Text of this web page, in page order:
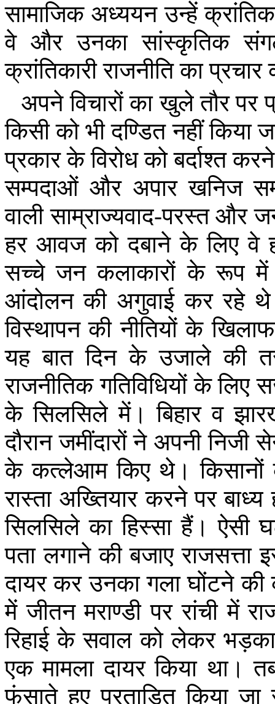
सामाजिक अध्ययन उन्हें
वे और उनका सांस्कृतिक
क्रांतिकारी राजनीति का प्रचार
अपने विचारों का खुले तौर पर
किसी को भी दण्डित नहीं किया
प्रकार के विरोध को बर्दाश्त करने
सम्पदाओं और अपार खनिज
वाली साम्राज्यवाद-परस्त और
हर आवज को दबाने के लिए वे
सच्चे जन कलाकारों के रूप में
आंदोलन की अगुवाई कर रहे थे
विस्थापन की नीतियों के खिलाफ
यह बात दिन के उजाले की
राजनीतिक गतिविधियों के लिए
के सिलसिले में। बिहार व
दौरान जमींदारों ने अपनी निजी
के कत्लेआम किए थे। किसानों
रास्ता अख्तियार करने पर बाध्य
सिलसिले का हिस्सा हैं। ऐसी
पता लगाने की बजाए राजसत्ता
दायर कर उनका गला घोंटने की
में जीतन मराण्डी पर रांची में
रिहाई के सवाल को लेकर
एक मामला दायर किया था।
फंसाते हुए प्रताड़ित किया जा